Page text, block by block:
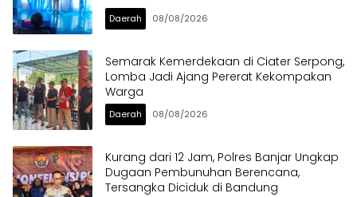
Daerah 08/08/2026
Semarak Kemerdekaan di Ciater Serpong,
Lomba Jadi Ajang Pererat Kekompakan
Warga
Daerah 08/08/2026
Kurang dari 12 Jam, Polres Banjar Ungkap
Dugaan Pembunuhan Berencana,
Tersangka Diciduk di Bandung